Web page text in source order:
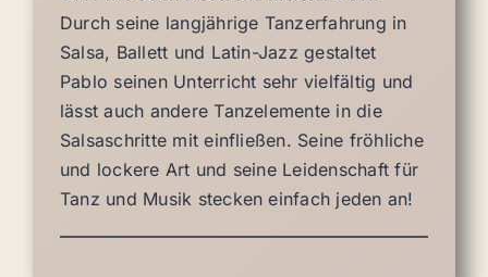
Durch seine langjährige Tanzerfahrung in
Salsa, Ballett und Latin-Jazz gestaltet
Pablo seinen Unterricht sehr vielfältig und
lässt auch andere Tanzelemente in die
Salsaschritte mit einfließen. Seine fröhliche
und lockere Art und seine Leidenschaft für
Tanz und Musik stecken einfach jeden an!